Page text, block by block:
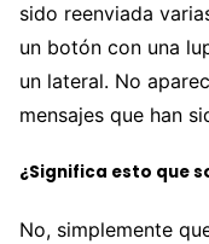
sido reenviada
un botón con una
un lateral. No
mensajes que han
¿Significa esto que
No, simplemente